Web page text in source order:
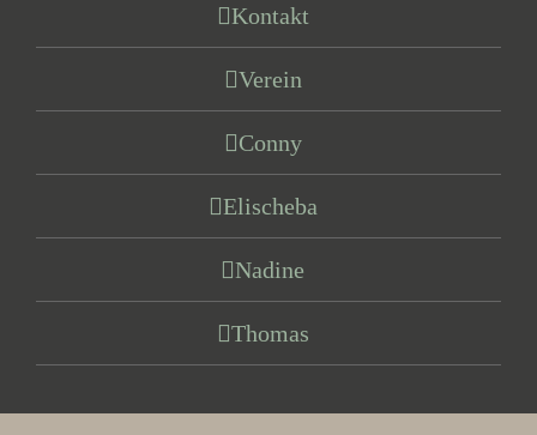
Kontakt
Verein
Conny
Elischeba
Nadine
Thomas